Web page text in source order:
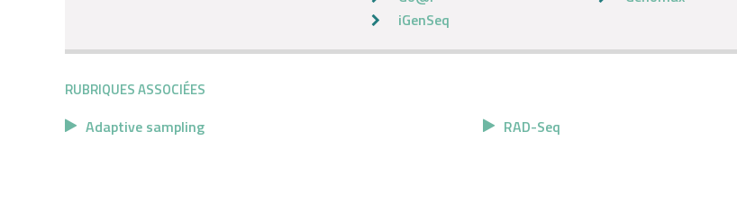
iGenSeq
RUBRIQUES ASSOCIÉES
Adaptive sampling RAD-Seq